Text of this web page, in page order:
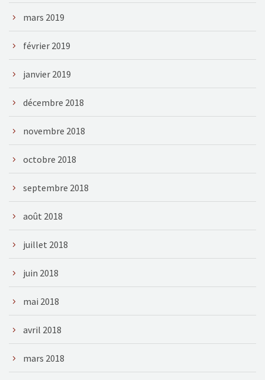
mars 2019
février 2019
janvier 2019
décembre 2018
novembre 2018
octobre 2018
septembre 2018
août 2018
juillet 2018
juin 2018
mai 2018
avril 2018
mars 2018